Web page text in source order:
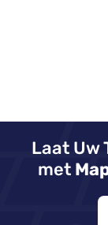
Laat Uw
met